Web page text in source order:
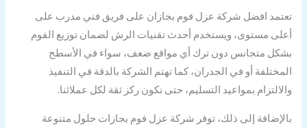
تعتمد افضل شركة عزل فوم بجازان على فريق فني مدرب على
أعلى مستوى، ويستخدم أحدث تقنيات الرش لضمان توزيع الفوم
بشكل متجانس دون ترك أي مواقع ضعف، سواء في الأسطح
المختلفة أو في الجدران، كما تهتم الشركة بالدقة في التنفيذ
والالتزام بمواعيد التسليم، حتى نكون ركز ثقة لكل عملائنا.
بالإضافة إلى ذلك، توفر شركة عزل فوم بجازات حلول متنوعة